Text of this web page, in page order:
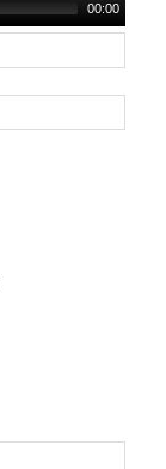
00:00